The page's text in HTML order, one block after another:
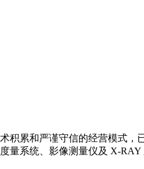
积累和严谨守信的经营模式
量系统、影像测量仪及 X-